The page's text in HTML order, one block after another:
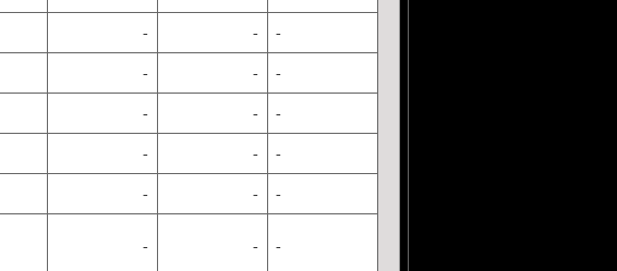
- - -
- - -
- - -
- - -
- - -
- - -